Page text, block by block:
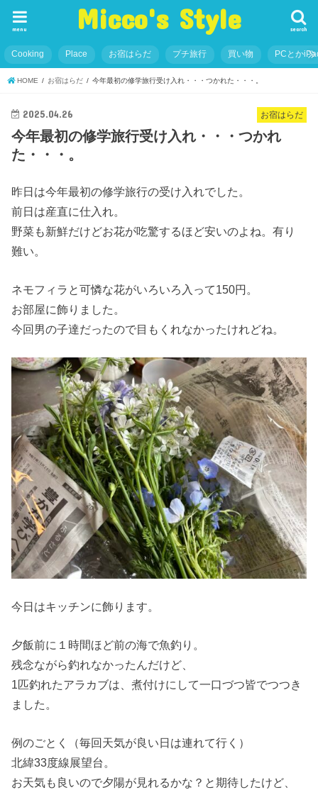
Micco's Style search
menu
Cooking Place お宿はらだ プチ旅行 買い物 PCとか
HOME お宿はらだ 今年最初の修学旅行受け入れ・・・つかれた・・・。
お宿はらだ
2025.04.26
今年最初の修学旅行受け入れ・・・つかれ
た・・・。
昨日は今年最初の修学旅行の受け入れでした。
前日は産直に仕入れ。
野菜も新鮮だけどお花が吃驚するほど安いのよね。有り
難い。
ネモフィラと可憐な花がいろいろ入って150円。
お部屋に飾りました。
今回男の子達だったので目もくれなかったけれどね。
今日はキッチンに飾ります。
夕飯前に１時間ほど前の海で魚釣り。
残念ながら釣れなかったんだけど、
1匹釣れたアラカブは、煮付けにして一口づつ皆でつつき
ました。
例のごとく（毎回天気が良い日は連れて行く）
北緯33度線展望台。
お天気も良いので夕陽が見れるかな？と期待したけど、